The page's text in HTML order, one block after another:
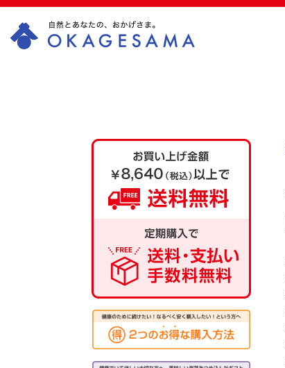
の公式通販ショッ